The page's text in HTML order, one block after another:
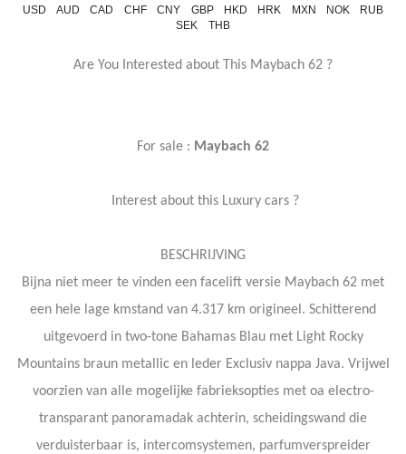
USD AUD CAD CHF CNY GBP HKD HRK MXN NOK
RUB
SEK
THB
Are You Interested about This Maybach 62 ?
For sale : Maybach 62
Interest about this Luxury cars ?
BESCHRIJVING
Bijna niet meer te vinden een facelift versie Maybach 62 met
een hele lage kmstand van 4.317 km origineel. Schitterend
uitgevoerd in two-tone Bahamas Blau met Light Rocky
Mountains braun metallic en leder Exclusiv nappa Java. Vrijwel
voorzien van alle mogelijke fabrieksopties met oa electro-
transparant panoramadak achterin, scheidingswand die
verduisterbaar is, intercomsystemen, parfumverspreider